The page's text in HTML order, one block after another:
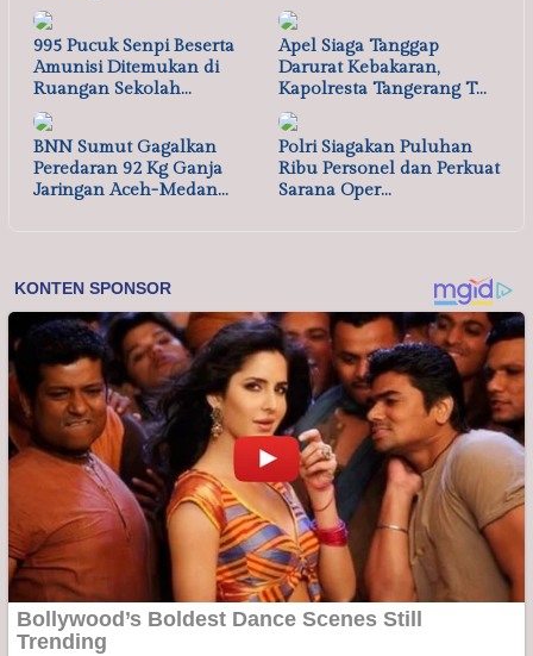
995 Pucuk Senpi Beserta
Amunisi Ditemukan di
Ruangan Sekolah…
Apel Siaga Tanggap
Darurat Kebakaran,
Kapolresta Tangerang T…
BNN Sumut Gagalkan
Peredaran 92 Kg Ganja
Jaringan Aceh-Medan…
Polri Siagakan Puluhan
Ribu Personel dan Perkuat
Sarana Oper…